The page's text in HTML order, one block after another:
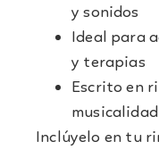
y sonidos
Ideal para
y terapias
Escrito en
Inclúyelo en tu